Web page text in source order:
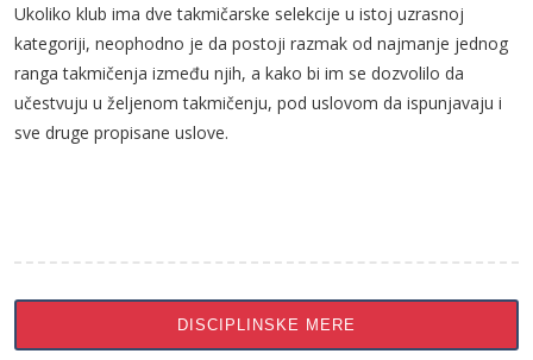
Ukoliko klub ima dve takmičarske selekcije u istoj uzrasnoj
kategoriji, neophodno je da postoji razmak od najmanje jednog
ranga takmičenja između njih, a kako bi im se dozvolilo da
učestvuju u željenom takmičenju, pod uslovom da ispunjavaju i
sve druge propisane uslove.
DISCIPLINSKE MERE